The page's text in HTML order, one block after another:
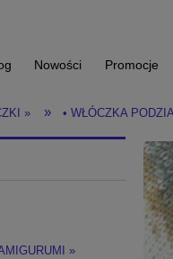
Nowości Promocje
» » • WŁÓCZKA
»